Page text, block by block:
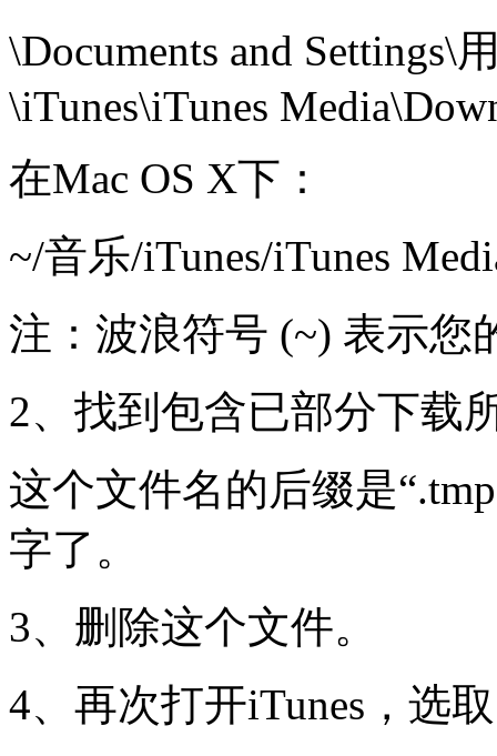
\Documents and Settings\
\iTunes\iTunes
在Mac OS X下：
~/音乐/iTunes/iTunes
注：波浪符号 (~) 表示您
2、找到包含已部分下载
这个文件名的后缀是
字了。
3、删除这个文件。
4、再次打开iTunes，选